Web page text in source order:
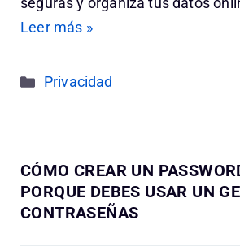
Leer más »
Categorías
Privacidad
CÓMO CREAR UN
PORQUE DEBES USAR UN
CONTRASEÑAS